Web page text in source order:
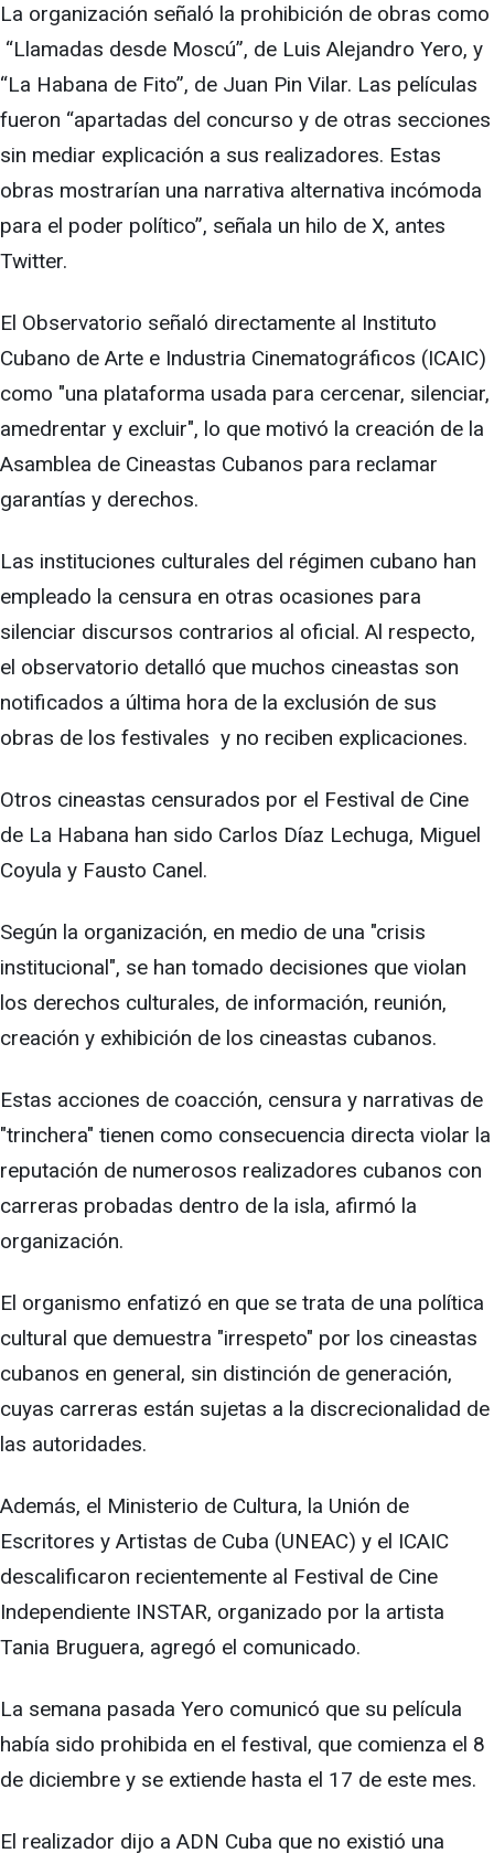
La organización señaló la prohibición de obras como
“Llamadas desde Moscú”, de Luis Alejandro Yero, y
“La Habana de Fito”, de Juan Pin Vilar. Las películas
fueron “apartadas del concurso y de otras secciones
sin mediar explicación a sus realizadores. Estas
obras mostrarían una narrativa alternativa incómoda
para el poder político”, señala un hilo de X, antes
Twitter.
El Observatorio señaló directamente al Instituto
Cubano de Arte e Industria Cinematográficos (ICAIC)
como "una plataforma usada para cercenar, silenciar,
amedrentar y excluir", lo que motivó la creación de la
Asamblea de Cineastas Cubanos para reclamar
garantías y derechos.
Las instituciones culturales del régimen cubano han
empleado la censura en otras ocasiones para
silenciar discursos contrarios al oficial. Al respecto,
el observatorio detalló que muchos cineastas son
notificados a última hora de la exclusión de sus
obras de los festivales y no reciben explicaciones.
Otros cineastas censurados por el Festival de Cine
de La Habana han sido Carlos Díaz Lechuga, Miguel
Coyula y Fausto Canel.
Según la organización, en medio de una "crisis
institucional", se han tomado decisiones que violan
los derechos culturales, de información, reunión,
creación y exhibición de los cineastas cubanos.
Estas acciones de coacción, censura y narrativas de
"trinchera" tienen como consecuencia directa violar la
reputación de numerosos realizadores cubanos con
carreras probadas dentro de la isla, afirmó la
organización.
El organismo enfatizó en que se trata de una política
cultural que demuestra "irrespeto" por los cineastas
cubanos en general, sin distinción de generación,
cuyas carreras están sujetas a la discrecionalidad de
las autoridades.
Además, el Ministerio de Cultura, la Unión de
Escritores y Artistas de Cuba (UNEAC) y el ICAIC
descalificaron recientemente al Festival de Cine
Independiente INSTAR, organizado por la artista
Tania Bruguera, agregó el comunicado.
La semana pasada Yero comunicó que su película
había sido prohibida en el festival, que comienza el 8
de diciembre y se extiende hasta el 17 de este mes.
El realizador dijo a ADN Cuba que no existió una